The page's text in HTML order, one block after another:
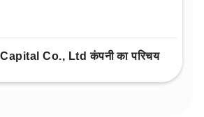
Co., Ltd कंपनी का परिचय